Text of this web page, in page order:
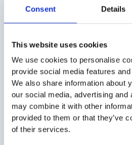
Consent Details
This website uses cookies
We use cookies to personalise
provide social media features
We also share information about
our social media, advertising and
may combine it with other
provided to them or that they’ve
of their services.
Joburile remote reduc deplasarile,
emisiilor de carbon. In Romania,
promoveze practici sustenabile,
imaginea.
Aspecte mai putin
remote